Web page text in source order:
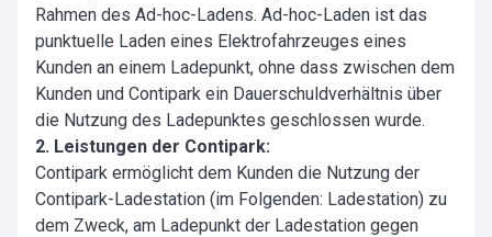
Rahmen des Ad-hoc-Ladens. Ad-hoc-Laden ist das
punktuelle Laden eines Elektrofahrzeuges eines
Kunden an einem Ladepunkt, ohne dass zwischen dem
Kunden und Contipark ein Dauerschuldverhältnis über
die Nutzung des Ladepunktes geschlossen wurde.
2. Leistungen der Contipark:
Contipark ermöglicht dem Kunden die Nutzung der
Contipark-Ladestation (im Folgenden: Ladestation) zu
dem Zweck, am Ladepunkt der Ladestation gegen